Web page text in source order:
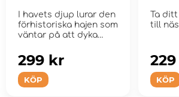
I havets djup lurar den
förhistoriska hajen som
väntar på att dyka
KÖP
299 kr
Ta
till
KÖP